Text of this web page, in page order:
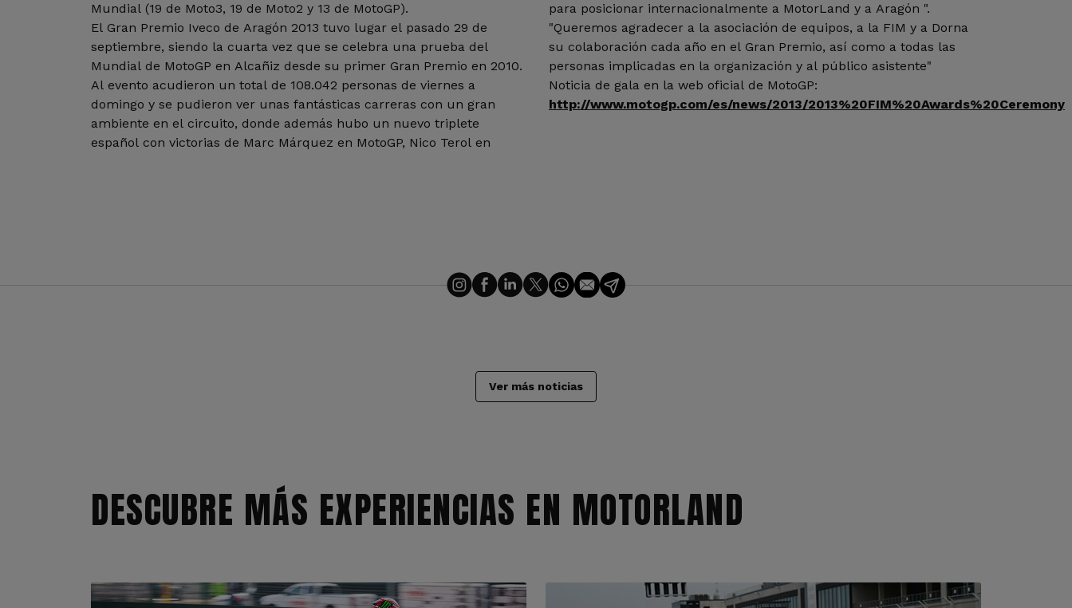
Mundial (19 de Moto3, 19 de Moto2 y 13 de MotoGP).
El Gran Premio Iveco de Aragón 2013 tuvo lugar el pasado 29 de
septiembre, siendo la cuarta vez que se celebra una prueba del
Mundial de MotoGP en Alcañiz desde su primer Gran Premio en 2010.
Al evento acudieron un total de 108.042 personas de viernes a
domingo y se pudieron ver unas fantásticas carreras con un gran
ambiente en el circuito, donde además hubo un nuevo triplete
español con victorias de Marc Márquez en MotoGP, Nico Terol en
para posicionar internacionalmente a MotorLand y a Aragón ".
"Queremos agradecer a la asociación de equipos, a la FIM y a Dorna
su colaboración cada año en el Gran Premio, así como a todas las
personas implicadas en la organización y al público asistente"
Noticia de gala en la web oficial de MotoGP:
http://www.motogp.com/es/news/2013/2013%20FIM%20Awards%20Ceremony
Ver más noticias
DESCUBRE MÁS EXPERIENCIAS EN MOTORLAND